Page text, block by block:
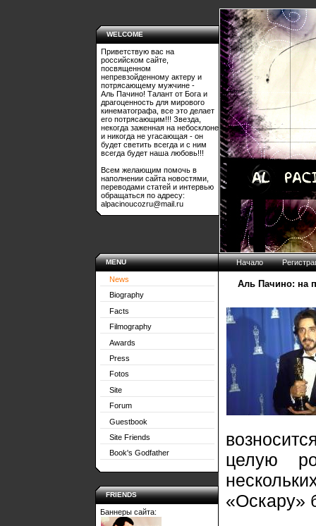
WELCOME
Приветствую вас на
российском сайте,
посвященном
непревзойденному актеру и
потрясающему мужчине -
Аль Пачино! Талант от Бога и
драгоценность для мирового
кинематографа, все это делает
его потрясающим!!! Звезда,
некогда заженная на небосклоне
и никогда не угасающая - он
будет светить всегда и с ним
всегда будет наша любовь!!!
Всем желающим помочь в
наполнении сайта новостями,
переводами статей и интервью
обращаться по адресу:
alpacinoucozru@mail.ru
MENU
News
Biography
Facts
Filmography
Awards
Press
Fotos
Site
Forum
Guestbook
Site Friends
Book's Godfather
FRIENDS
Баннеры сайта:
Начало
Аль Пачино: на
целую
«Оскару»